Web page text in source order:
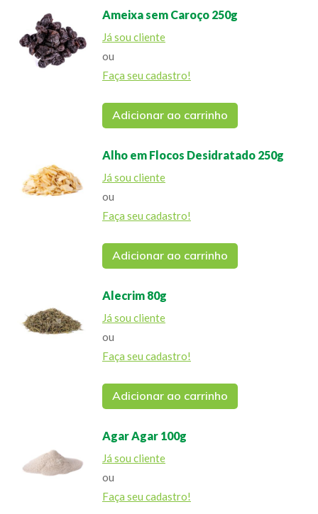
Ameixa sem Caroço 250g
Já sou cliente
ou
Faça seu cadastro!
Adicionar ao carrinho
Alho em Flocos Desidratado 250g
Já sou cliente
ou
Faça seu cadastro!
Adicionar ao carrinho
Alecrim 80g
Já sou cliente
ou
Faça seu cadastro!
Adicionar ao carrinho
Agar Agar 100g
Já sou cliente
ou
Faça seu cadastro!